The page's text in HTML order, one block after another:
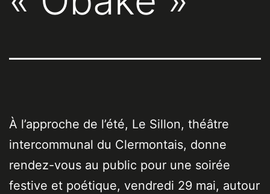
À l’approche de l’été, Le Sillon, théâtre
intercommunal du Clermontais, donne
rendez-vous au public pour une soirée
festive et poétique, vendredi 29 mai, autour